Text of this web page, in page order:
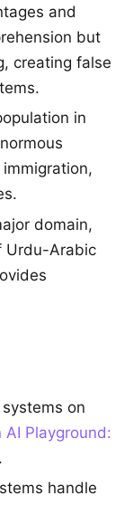
and
but
creating false
in
domain,
Urdu-Arabic
on
AI Playground:
.
handle